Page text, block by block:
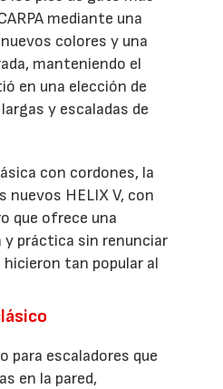
mediante una
colores y una
manteniendo el
en una elección de
y escaladas de
con cordones, la
nuevos HELIX V, con
que ofrece una
y práctica sin renunciar
hicieron tan popular al
para escaladores que
en la pared,